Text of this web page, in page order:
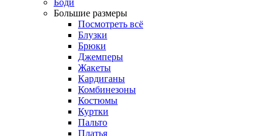
Большие размеры
Посмотреть всё
Блузки
Брюки
Джемперы
Жакеты
Кардиганы
Комбинезоны
Костюмы
Куртки
Пальто
Платья